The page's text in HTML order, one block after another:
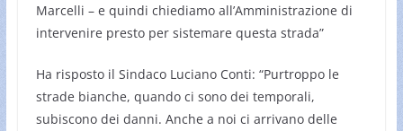
Marcelli – e quindi chiediamo all’Amministrazione di
intervenire presto per sistemare questa strada”
Ha risposto il Sindaco Luciano Conti: “Purtroppo le
strade bianche, quando ci sono dei temporali,
subiscono dei danni. Anche a noi ci arrivano delle